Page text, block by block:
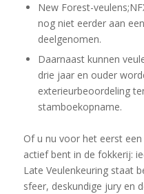
New Forest-
nog niet eerder aan
deelgenomen.
Daarnaast kunnen
drie jaar en ouder
exterieurbeoordeling
stamboekopname.
Of u nu voor het eerst
actief bent in de fokkerij:
Late Veulenkeuring staat
sfeer, deskundige jury en